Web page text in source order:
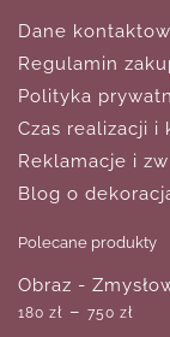
Dane
Regulamin
Polityka
Czas realizacji i
Reklamacje i
Blog o
Polecane produkty
Obraz -
180 zł – 750 zł